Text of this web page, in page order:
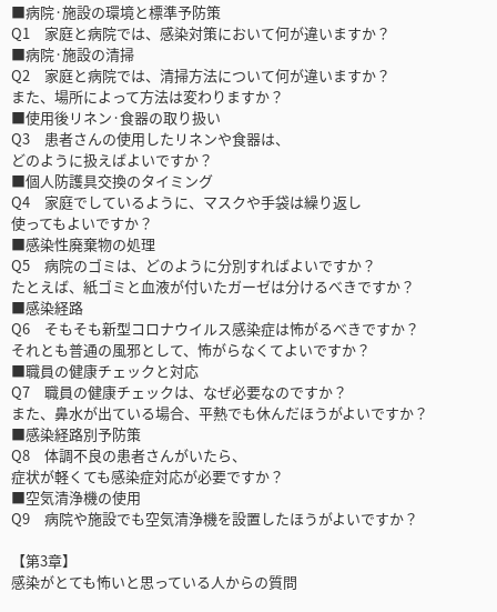
■病院·施設の環境と標準予防策
Q1 家庭と病院では、感染対策において何が違いますか？
■病院·施設の清掃
Q2 家庭と病院では、清掃方法について何が違いますか？
また、場所によって方法は変わりますか？
■使用後リネン·食器の取り扱い
Q3 患者さんの使用したリネンや食器は、
どのように扱えばよいですか？
■個人防護具交換のタイミング
Q4 家庭でしているように、マスクや手袋は繰り返し
使ってもよいですか？
■感染性廃棄物の処理
Q5 病院のゴミは、どのように分別すればよいですか？
たとえば、紙ゴミと血液が付いたガーゼは分けるべきですか？
■感染経路
Q6 そもそも新型コロナウイルス感染症は怖がるべきですか？
それとも普通の風邪として、怖がらなくてよいですか？
■職員の健康チェックと対応
Q7 職員の健康チェックは、なぜ必要なのですか？
また、鼻水が出ている場合、平熱でも休んだほうがよいですか？
■感染経路別予防策
Q8 体調不良の患者さんがいたら、
症状が軽くても感染症対応が必要ですか？
■空気清浄機の使用
Q9 病院や施設でも空気清浄機を設置したほうがよいですか？
【第3章】
感染がとても怖いと思っている人からの質問